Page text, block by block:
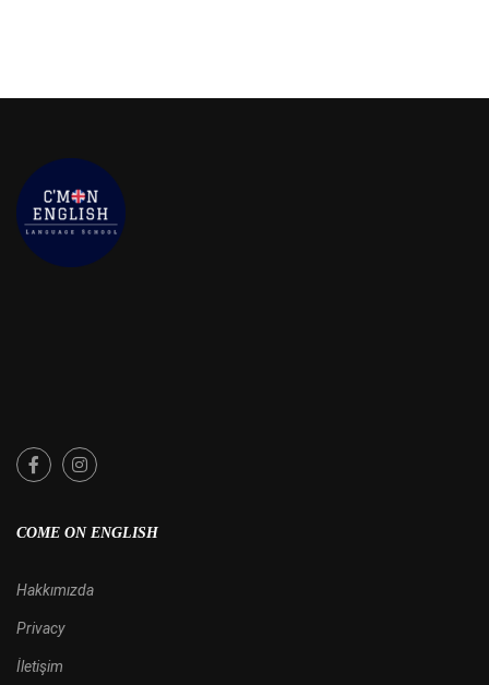
COME ON ENGLISH
Hakkımızda
Privacy
İletişim